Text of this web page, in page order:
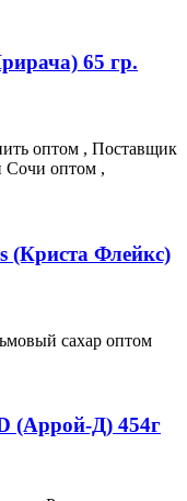
65 гр.
(Криста Флейкс)
(Аррой-Д) 454г